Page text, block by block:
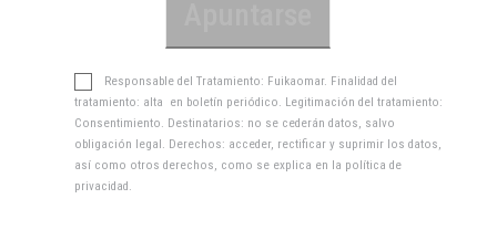
Responsable del Tratamiento: Fuikaomar. Finalidad del
tratamiento: alta en boletín periódico. Legitimación del tratamiento:
Consentimiento. Destinatarios: no se cederán datos, salvo
obligación legal. Derechos: acceder, rectificar y suprimir los datos,
así como otros derechos, como se explica en la política de
privacidad .